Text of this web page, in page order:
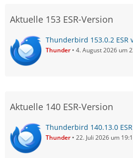
Aktuelle 153 ESR-Version
Thunderbird 153.0.2
Thunder 4. August 2026 um
Aktuelle 140 ESR-Version
Thunderbird 140.13.0
Thunder 22. Juli 2026 um